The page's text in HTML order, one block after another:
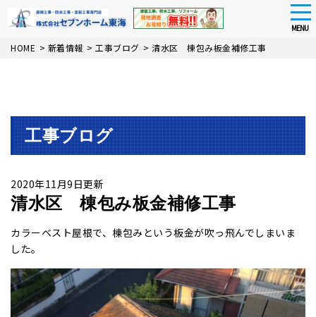
Skip
MENU
HOME > 新着情報 > 工事ブログ > 清水区 棟包み板金補修工事
工事ブログ
2020年11月9日更新
清水区 棟包み板金補修工事
カラーベスト屋根で、棟包みという板金が吹っ飛んでしまいま
した。